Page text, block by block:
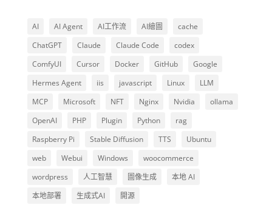
AI AI Agent AI工作流 AI繪圖
cache
ChatGPT
Claude Claude Code
codex
ComfyUI
Cursor Docker GitHub
Google
Hermes Agent
iis javascript Linux
LLM
MCP
Microsoft NFT Nginx Nvidia
ollama
OpenAI
PHP Plugin Python
rag
Raspberry Pi
Stable Diffusion TTS
Ubuntu
web
Webui Windows
woocommerce
wordpress
人工智慧 圖像生成
本地 AI
本地部署
生成式AI 開源